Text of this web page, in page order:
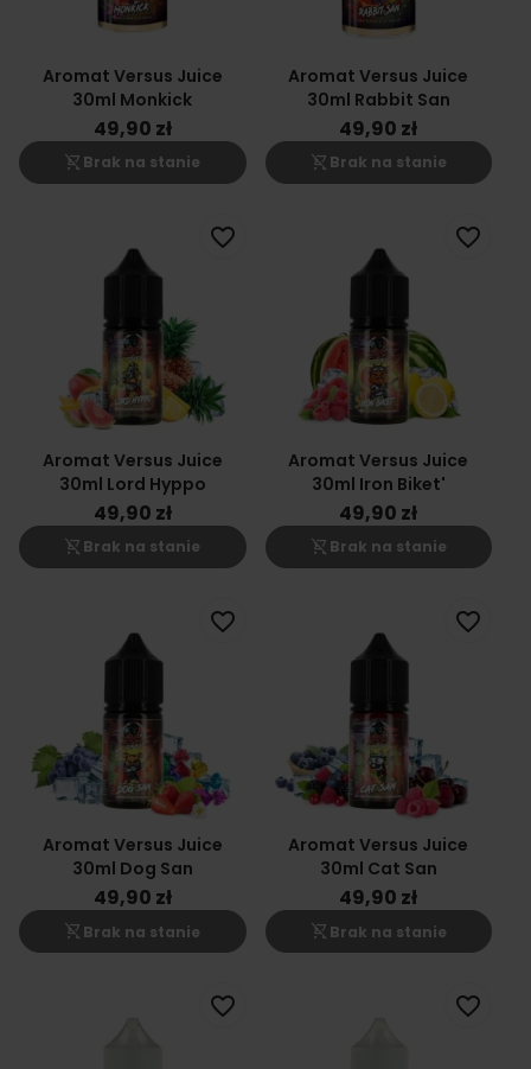
Aromat Versus Juice
30ml Monkick
49,90 zł
shopping_cart_off Brak na stanie
Aromat Versus Juice
30ml Rabbit San
49,90 zł
shopping_cart_off Brak na stanie
Aromat Versus Juice
30ml Lord Hyppo
49,90 zł
shopping_cart_off Brak na stanie
favorite_border
Aromat Versus Juice
30ml Iron Biket'
49,90 zł
shopping_cart_off Brak na stanie
favorite_border
Aromat Versus Juice
30ml Dog San
49,90 zł
shopping_cart_off Brak na stanie
favorite_border
Aromat Versus Juice
30ml Cat San
49,90 zł
shopping_cart_off Brak na stanie
favorite_border
favorite_border favorite_border